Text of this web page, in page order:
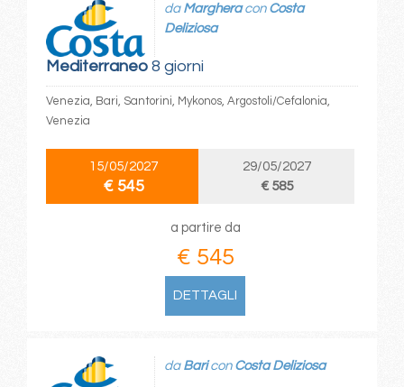
Mediterraneo8 giorni
da Margheracon Costa
Deliziosa
Venezia, Bari, Santorini, Mykonos, Argostoli/Cefalonia,
Venezia
15/05/2027
€ 545
29/05/2027
€ 585
a partire da
€ 545
DETTAGLI
da Baricon Costa Deliziosa